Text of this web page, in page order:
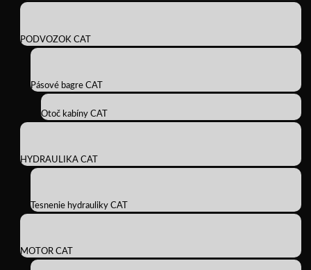
PODVOZOK CAT
Pásové bagre CAT
Otoč kabíny CAT
HYDRAULIKA CAT
Tesnenie hydrauliky CAT
MOTOR CAT